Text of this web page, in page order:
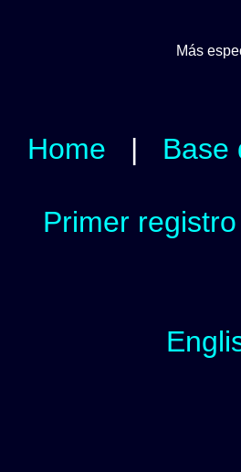
Más
Home | Base
Primer registro